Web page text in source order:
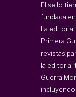
El sello
fundada
La
Primera
revistas
la editorial
Guerra